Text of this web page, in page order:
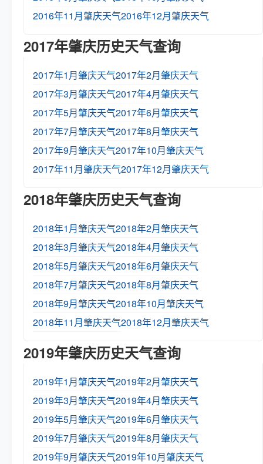
2016年11月肇庆天气2016年12月肇庆天气
2017年肇庆历史天气查询
2017年1月肇庆天气2017年2月肇庆天气
2017年3月肇庆天气2017年4月肇庆天气
2017年5月肇庆天气2017年6月肇庆天气
2017年7月肇庆天气2017年8月肇庆天气
2017年9月肇庆天气2017年10月肇庆天气
2017年11月肇庆天气2017年12月肇庆天气
2018年肇庆历史天气查询
2018年1月肇庆天气2018年2月肇庆天气
2018年3月肇庆天气2018年4月肇庆天气
2018年5月肇庆天气2018年6月肇庆天气
2018年7月肇庆天气2018年8月肇庆天气
2018年9月肇庆天气2018年10月肇庆天气
2018年11月肇庆天气2018年12月肇庆天气
2019年肇庆历史天气查询
2019年1月肇庆天气2019年2月肇庆天气
2019年3月肇庆天气2019年4月肇庆天气
2019年5月肇庆天气2019年6月肇庆天气
2019年7月肇庆天气2019年8月肇庆天气
2019年9月肇庆天气2019年10月肇庆天气